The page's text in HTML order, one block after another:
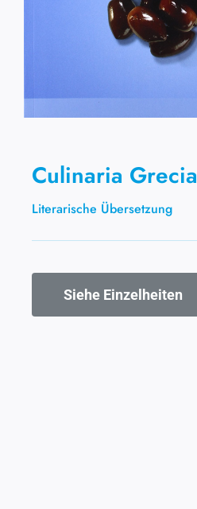
Culinaria Grecia
Literarische Übersetzung
Siehe Einzelheiten